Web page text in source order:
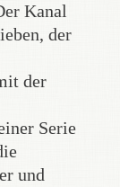
Kanal
der
der
Serie
und